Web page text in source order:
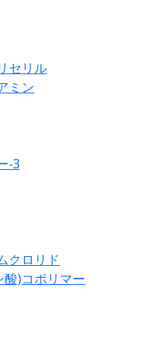
セリル
ミン
-3
クロリド
)コポリマー